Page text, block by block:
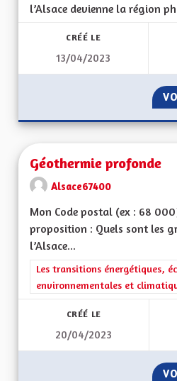
l’Alsace devienne la région
CRÉÉ LE
13/04/2023
Géothermie profonde
Alsace67400
Mon Code postal (ex : 68
proposition : Quels sont les
l’Alsace...
Filtrer les résultats de la
Les transitions énergétiques,
environnementales et
CRÉÉ LE
20/04/2023